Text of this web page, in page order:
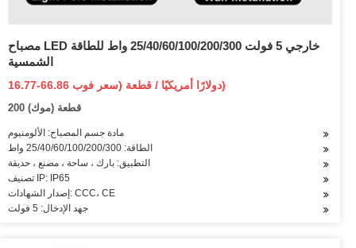
مصباح LED خارجي 5 فولت 25/40/60/100/200/300 واط للطاقة
الشمسية
16.77-66.86 دولارًا أمريكيًا / قطعة (سعر فوب)
200 قطعة (موك)
مادة جسم المصباح: الألومنيوم
الطاقة: 25/40/60/100/200/300 واط
التطبيق: بارك ، ساحة ، مصنع ، حديقة
تصنيف IP: IP65
إصدار الشهادات: CCC، CE
جهد الإدخال: 5 فولت